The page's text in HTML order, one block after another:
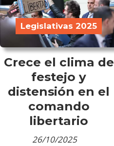
Crece el clima de
festejo y
distensión en el
comando
libertario
Legislativas 2025
26/10/2025